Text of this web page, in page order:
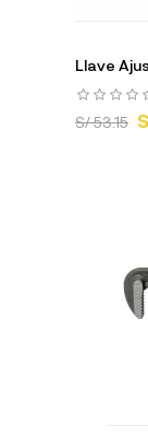
Llave
S/ 53.15